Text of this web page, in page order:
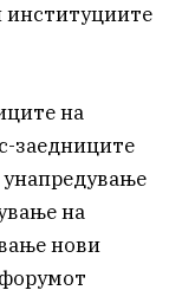
институциите
на
заедниците
унапредување
на
нови